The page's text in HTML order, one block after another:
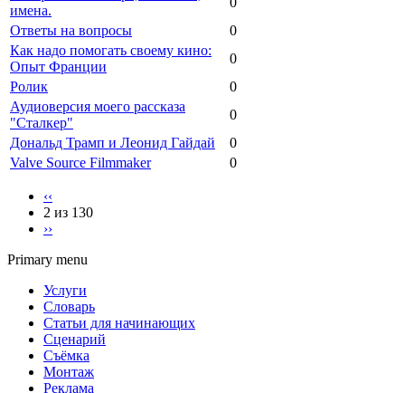
имена.
Ответы на вопросы
0
Как надо помогать своему кино:
Опыт Франции
0
Ролик
0
Аудиоверсия моего рассказа
"Сталкер"
0
Дональд Трамп и Леонид Гайдай
0
Valve Source Filmmaker
0
‹‹
2 из 130
››
Primary menu
Услуги
Словарь
Статьи для начинающих
Сценарий
Съёмка
Монтаж
Реклама